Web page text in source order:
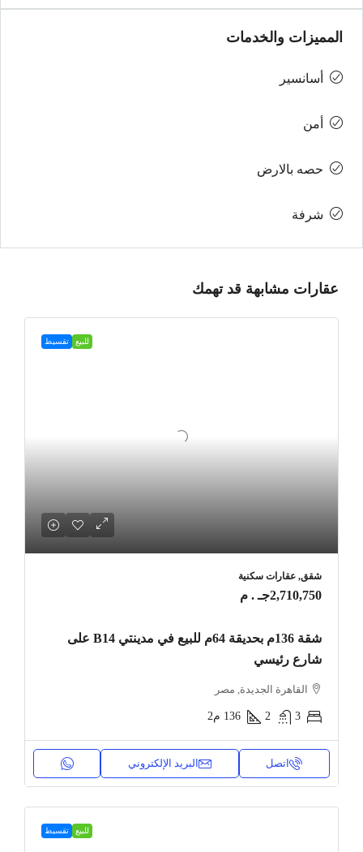
المميزات والخدمات
أسانسير
أمن
حصه بالارض
شرفة
عقارات مشابهة قد تهمك
للبيع تقسيط
شقق, عقارات سكنية
2,710,750جـ . م
شقة 136م بحديقة 64م للبيع في مدينتي B14 على
شارع رئيسي
القاهرة الجديدة, مصر
3
2
136 م2
اتصل البريد الإلكتروني
للبيع تقسيط